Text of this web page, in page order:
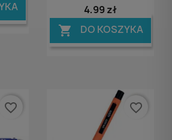
4,99 zł
 DO KOSZYKA
favorite_border favorite_border